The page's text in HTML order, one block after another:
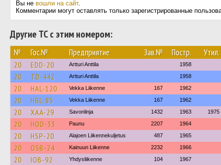
Вы не вошли на сайт.
Комментарии могут оставлять только зарегистрированные
Другие ТС с этим номером:
№ Гос.№ Предприятие Зав.№ Постр. Утил.
20 EDD-20 Artturi Anttila 1958
20 TD-442 Artturi Anttila 1958
20 HAL-120 Vekka Liikenne 167 1962
20 HBL-85 Vekka Liikenne 167 1962
20 XAA-29 Savonlinja 1432 1963 1975
20 HOD-33 Paunu 2207 1964
20 HSP-20 Alajoen Liikennekuljetus 487 1965
20 OSB-24 Kainuun Liikenne 2232 1966
20 IOB-92 Yhdysliikenne 104 1967